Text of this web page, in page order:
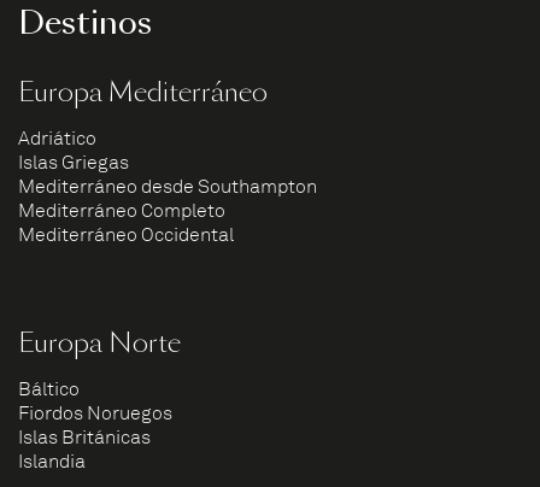
Destinos
Europa Mediterráneo
Adriático
Islas Griegas
Mediterráneo desde Southampton
Mediterráneo Completo
Mediterráneo Occidental
Europa Norte
Báltico
Fiordos Noruegos
Islas Británicas
Islandia